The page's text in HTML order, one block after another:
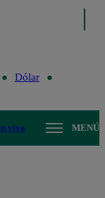
Dólar
vivo MENÚ